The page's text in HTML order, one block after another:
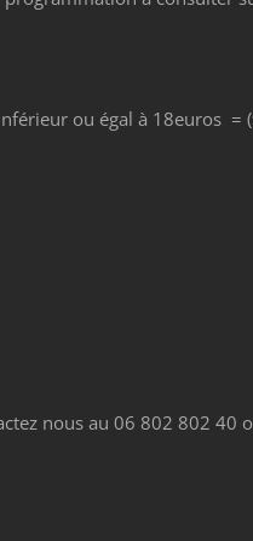
ou égal à 18euros =
nous au 06 802 802 40